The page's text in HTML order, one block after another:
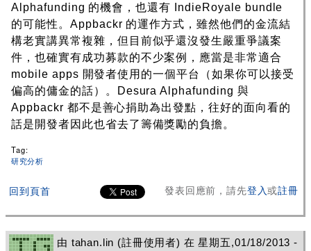
Alphafunding 的機會，也還有 IndieRoyale bundle
的可能性。Appbackr 的運作方式，雖然他們的金流結
構老實講異常複雜，但目前似乎還沒發生嚴重爭議案
件，也確實有成功募款的不少案例，應當是非常適合
mobile apps 開發者使用的一個平台（如果你可以接受
偏高的傭金的話）。Desura Alphafunding 與
Appbackr 都不是善心捐助為出發點，往好的面向看的
話是開發者因此也省去了籌備獎勵的負擔。
Tag:
研究分析
回到頁首 發表回應前，請先登入或註冊
由 tahan.lin (註冊使用者) 在 星期五,01/18/2013 -